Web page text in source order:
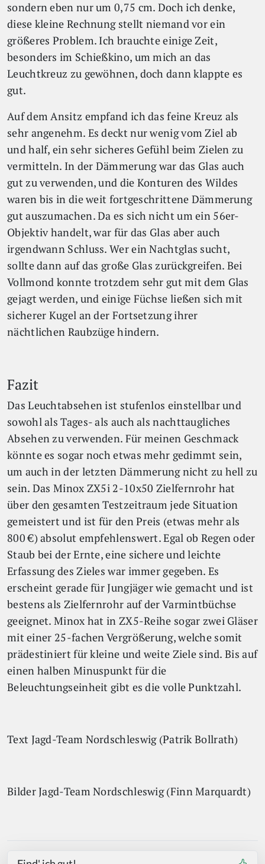
sondern eben nur um 0,75 cm. Doch ich denke,
diese kleine Rechnung stellt niemand vor ein
größeres Problem. Ich brauchte einige Zeit,
besonders im Schießkino, um mich an das
Leuchtkreuz zu gewöhnen, doch dann klappte es
gut.
Auf dem Ansitz empfand ich das feine Kreuz als
sehr angenehm. Es deckt nur wenig vom Ziel ab
und half, ein sehr sicheres Gefühl beim Zielen zu
vermitteln. In der Dämmerung war das Glas auch
gut zu verwenden, und die Konturen des Wildes
waren bis in die weit fortgeschrittene Dämmerung
gut auszumachen. Da es sich nicht um ein 56er-
Objektiv handelt, war für das Glas aber auch
irgendwann Schluss. Wer ein Nachtglas sucht,
sollte dann auf das große Glas zurückgreifen. Bei
Vollmond konnte trotzdem sehr gut mit dem Glas
gejagt werden, und einige Füchse ließen sich mit
sicherer Kugel an der Fortsetzung ihrer
nächtlichen Raubzüge hindern.
Fazit
Das Leuchtabsehen ist stufenlos einstellbar und
sowohl als Tages- als auch als nachttaugliches
Absehen zu verwenden. Für meinen Geschmack
könnte es sogar noch etwas mehr gedimmt sein,
um auch in der letzten Dämmerung nicht zu hell zu
sein. Das Minox ZX5i 2-10x50 Zielfernrohr hat
über den gesamten Testzeitraum jede Situation
gemeistert und ist für den Preis (etwas mehr als
800 €) absolut empfehlenswert. Egal ob Regen oder
Staub bei der Ernte, eine sichere und leichte
Erfassung des Zieles war immer gegeben. Es
erscheint gerade für Jungjäger wie gemacht und ist
bestens als Zielfernrohr auf der Varmintbüchse
geeignet. Minox hat in ZX5-Reihe sogar zwei Gläser
mit einer 25-fachen Vergrößerung, welche somit
prädestiniert für kleine und weite Ziele sind. Bis auf
einen halben Minuspunkt für die
Beleuchtungseinheit gibt es die volle Punktzahl.
Text Jagd-Team Nordschleswig (Patrik Bollrath)
Bilder Jagd-Team Nordschleswig (Finn Marquardt)